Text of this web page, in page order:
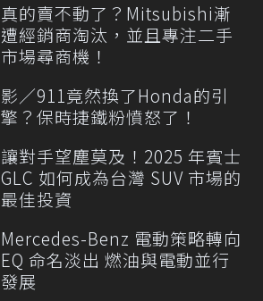
真的賣不動了？Mitsubishi漸
遭經銷商淘汰，並且專注二手
市場尋商機！
影／911竟然換了Honda的引
擎？保時捷鐵粉憤怒了！
讓對手望塵莫及！2025 年賓士
GLC 如何成為台灣 SUV 市場的
最佳投資
Mercedes-Benz 電動策略轉向
EQ 命名淡出 燃油與電動並行
發展